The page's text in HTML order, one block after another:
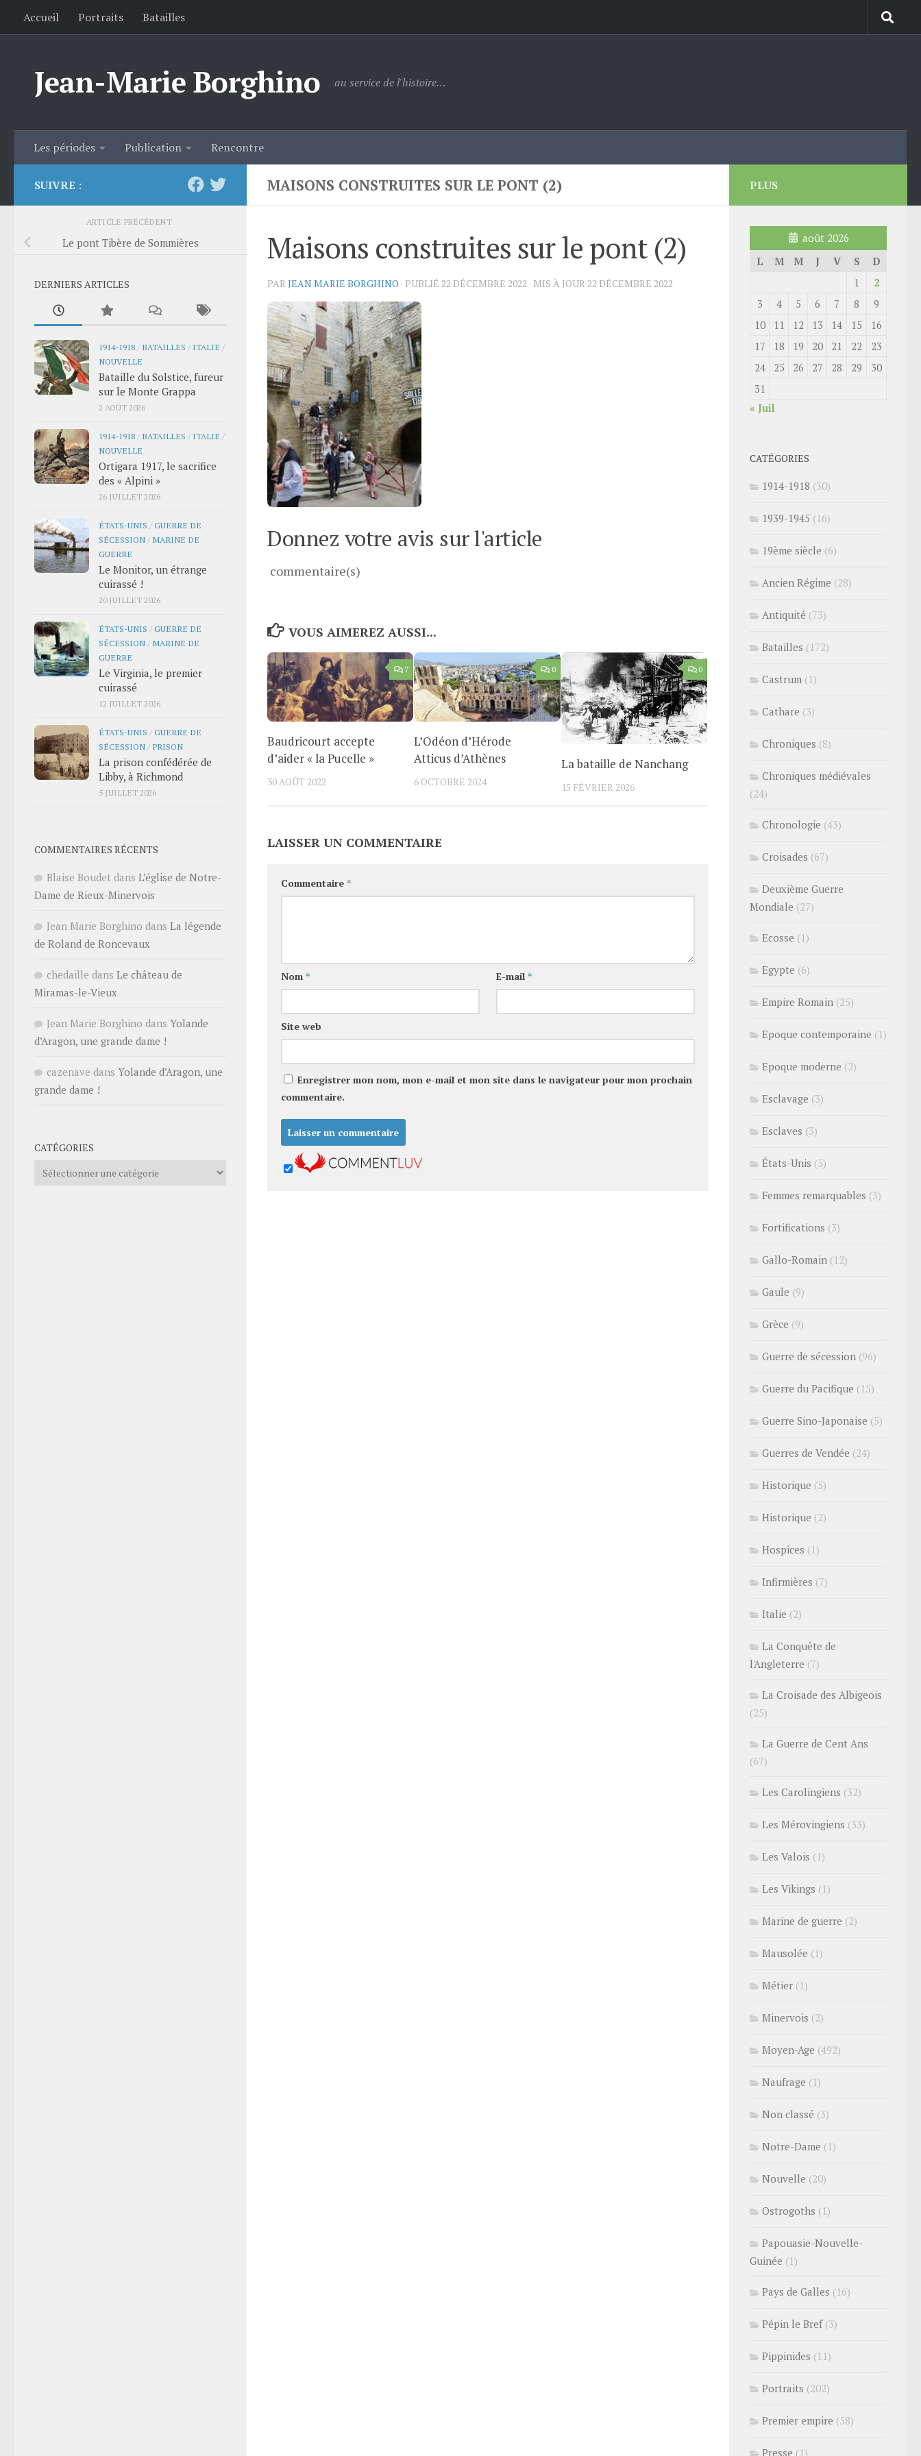
Skip to content
Accueil Portraits Batailles
Jean-Marie Borghino au service de l'histoire…
Les périodes Publication Rencontre
MAISONS CONSTRUITES SUR LE PONT (2)
Maisons construites sur le pont (2)
PAR JEAN MARIE BORGHINO · PUBLIÉ 22 DÉCEMBRE 2022 · MIS À JOUR 22 DÉCEMBRE 2022
Donnez votre avis sur l'article
commentaire(s)
VOUS AIMEREZ AUSSI...
7
Baudricourt accepte
d’aider « la Pucelle »
30 AOÛT 2022
0
L’Odéon d’Hérode
Atticus d’Athènes
6 OCTOBRE 2024
0
La bataille de Nanchang
15 FÉVRIER 2026
LAISSER UN COMMENTAIRE
Commentaire *
Nom * E-mail *
Site web
Enregistrer mon nom, mon e-mail et mon site dans le navigateur pour mon prochain
commentaire.
SUIVRE :
ARTICLE PRÉCÉDENT
Le pont Tibère de Sommières
DERNIERS ARTICLES
1914-1918 / BATAILLES / ITALIE /
NOUVELLE
Bataille du Solstice, fureur
sur le Monte Grappa
2 AOÛT 2026
1914-1918 / BATAILLES / ITALIE /
NOUVELLE
Ortigara 1917, le sacrifice
des « Alpini »
26 JUILLET 2026
ÉTATS-UNIS /GUERRE DE
SÉCESSION / MARINE DE
GUERRE
Le Monitor, un étrange
cuirassé !
20 JUILLET 2026
ÉTATS-UNIS /GUERRE DE
SÉCESSION / MARINE DE
GUERRE
Le Virginia, le premier
cuirassé
12 JUILLET 2026
ÉTATS-UNIS /GUERRE DE
SÉCESSION / PRISON
La prison confédérée de
Libby, à Richmond
5 JUILLET 2026
COMMENTAIRES RÉCENTS
Blaise Boudet dans L’église de Notre-
Dame de Rieux-Minervois
Jean Marie Borghino dans La légende
de Roland de Roncevaux
chedaille dans Le château de
Miramas-le-Vieux
Jean Marie Borghino dans Yolande
d’Aragon, une grande dame !
cazenave dans Yolande d’Aragon, une
grande dame !
CATÉGORIES
Catégories
PLUS
août 2026
L
M M J V S
D
1
2
3
4 5 6 7 8
9
10
11 12 13 14 15
16
17
18 19 20 21 22
23
24
25 26 27 28 29
30
31
« Juil
CATÉGORIES
1914-1918 (30)
1939-1945 (16)
19ème siècle (6)
Ancien Régime (28)
Antiquité (73)
Batailles (172)
Castrum (1)
Cathare (3)
Chroniques (8)
Chroniques médiévales
(24)
Chronologie (43)
Croisades (67)
Deuxième Guerre
Mondiale (27)
Ecosse (1)
Egypte (6)
Empire Romain (25)
Epoque contemporaine (1)
Epoque moderne (2)
Esclavage (3)
Esclaves (3)
États-Unis (5)
Femmes remarquables (3)
Fortifications (3)
Gallo-Romain (12)
Gaule (9)
Grèce (9)
Guerre de sécession (96)
Guerre du Pacifique (15)
Guerre Sino-Japonaise (5)
Guerres de Vendée (24)
Historique (5)
Historique (2)
Hospices (1)
Infirmières (7)
Italie (2)
La Conquête de
l'Angleterre (7)
La Croisade des Albigeois
(25)
La Guerre de Cent Ans
(67)
Les Carolingiens (32)
Les Mérovingiens (33)
Les Valois (1)
Les Vikings (1)
Marine de guerre (2)
Mausolée (1)
Métier (1)
Minervois (2)
Moyen-Age (492)
Naufrage (1)
Non classé (3)
Notre-Dame (1)
Nouvelle (20)
Ostrogoths (1)
Papouasie-Nouvelle-
Guinée (1)
Pays de Galles (16)
Pépin le Bref(3)
Pippinides (11)
Portraits (202)
Premier empire (58)
Presse (1)